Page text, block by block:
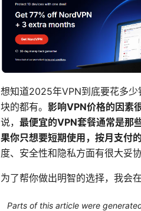
想知道2025年VPN到底要花多
块的都有。 影响VPN价格的因素
说， 最便宜的VPN套餐通常是那
果你只想要短期使用，按月支付
度、安全性和隐私方面有很大妥
为了帮你做出明智的选择，我会
Parts of this article were